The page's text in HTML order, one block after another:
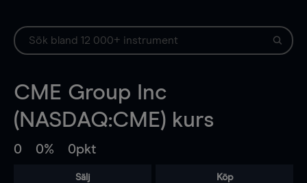
CME Group Inc
(NASDAQ:CME) kurs
0 0% 0pkt
Sälj Köp